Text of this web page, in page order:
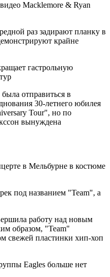
Macklemore & Ryan
раз задирают планку в
крайне
гастрольную
отправиться в
30-летнего юбилея
Tour", но по
вынуждена
в Мельбурне в костюме
под названием "Team", а
работу над новым
образом, "Team"
свежей пластинки хип-хоп
Eagles больше нет